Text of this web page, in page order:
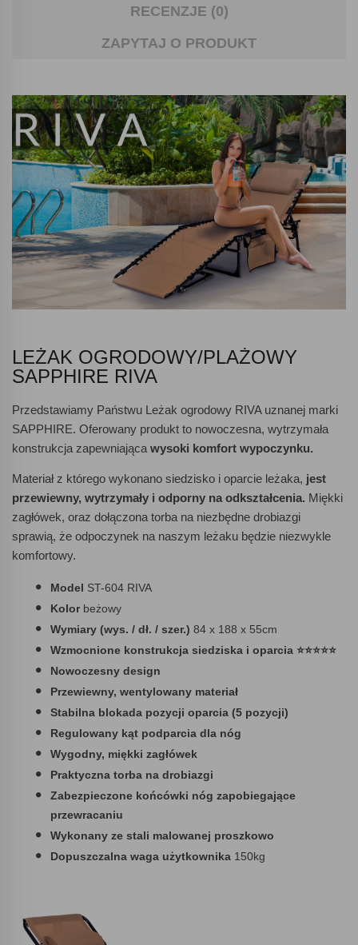
RECENZJE (0)
ZAPYTAJ O PRODUKT
LEŻAK OGRODOWY/PLAŻOWY
SAPPHIRE RIVA
Przedstawiamy Państwu Leżak ogrodowy RIVA uznanej marki
SAPPHIRE. Oferowany produkt to nowoczesna, wytrzymała
konstrukcja zapewniająca wysoki komfort wypoczynku.
Materiał z którego wykonano siedzisko i oparcie leżaka, jest
przewiewny, wytrzymały i odporny na odkształcenia. Miękki
zagłówek, oraz dołączona torba na niezbędne drobiazgi
sprawią, że odpoczynek na naszym leżaku będzie niezwykle
komfortowy.
Model ST-604 RIVA
Kolorbeżowy
Wymiary (wys. / dł. / szer.) 84 x 188 x 55cm
Wzmocnione konstrukcja siedziska i oparcia ⭐⭐⭐⭐⭐
Nowoczesny design
Przewiewny, wentylowany materiał
Stabilna blokada pozycji oparcia (5 pozycji)
Regulowany kąt podparcia dla nóg
Wygodny, miękki zagłówek
Praktyczna torba na drobiazgi
Zabezpieczone końcówki nóg zapobiegające
przewracaniu
Wykonany ze stali malowanej proszkowo
Dopuszczalna waga użytkownika 150kg